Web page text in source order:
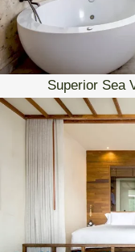
Superior Sea